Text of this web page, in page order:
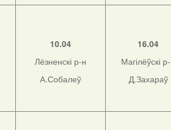
10.04
Лёзненскі р-н
А.Собалеў
16.04
Магілёўскі
Д.Захараў